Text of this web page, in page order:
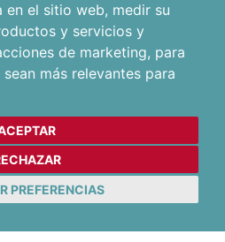
en el sitio web, medir su
y servicios y
de marketing, para
más relevantes para
PREFERENCIAS